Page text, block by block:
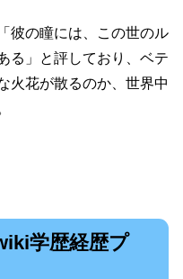
彼の瞳には、この世のル
る」と評しており、ベテ
火花が散るのか、世界中
学歴経歴プ